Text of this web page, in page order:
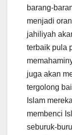
barang-
menjadi
jahiliyah
terbaik pula
juga akan
tergolong
Islam
membenci
seburuk-